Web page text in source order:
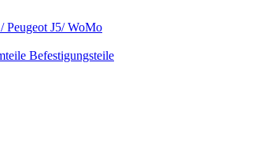
Peugeot J5/ WoMo
Befestigungsteile